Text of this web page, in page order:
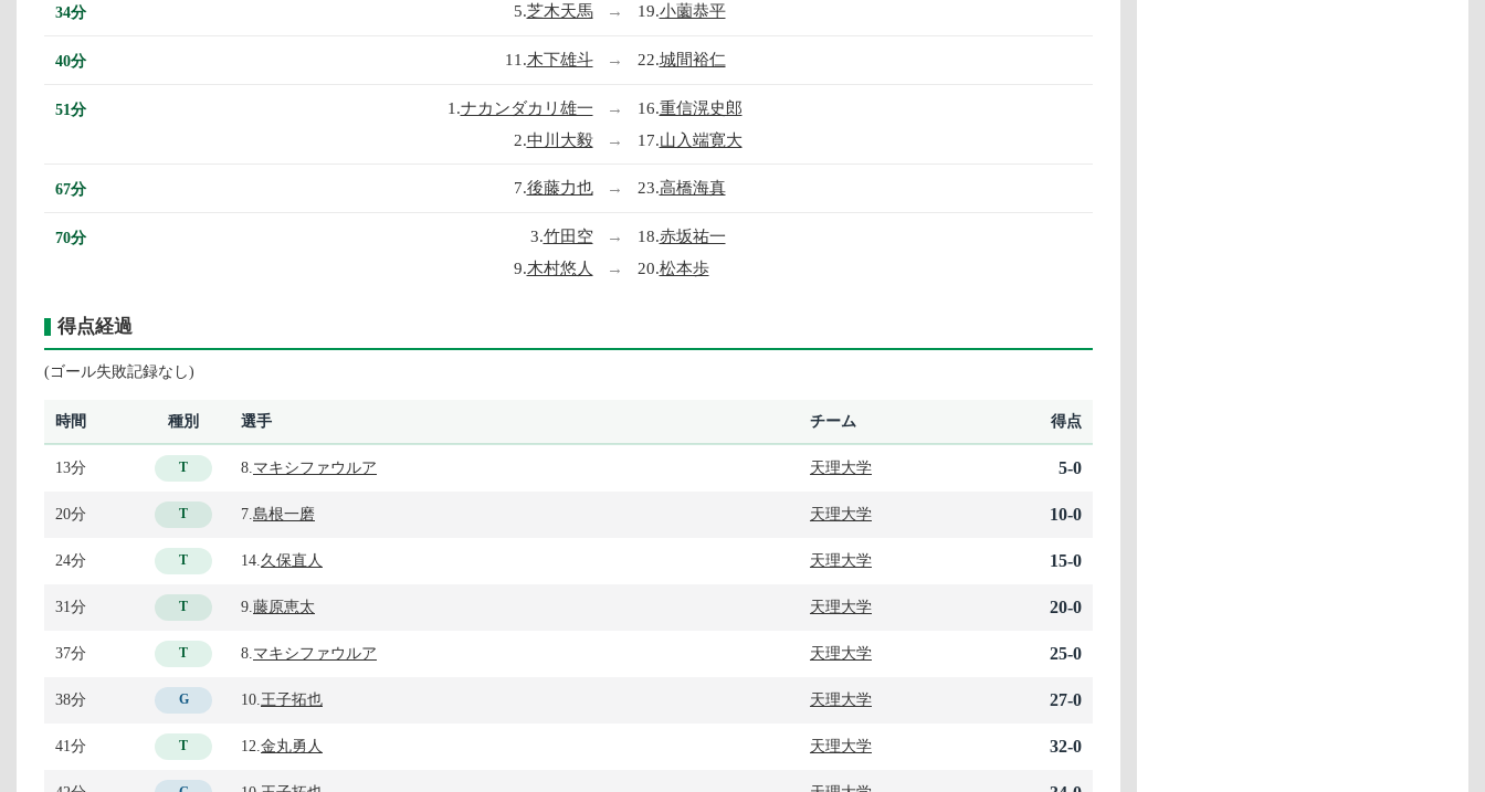
34分 5.芝木天馬 → 19.小薗恭平
40分 11.木下雄斗 → 22.城間裕仁
51分 1.ナカンダカリ雄一 → 16.重信滉史郎
2.中川大毅 → 17.山入端寛大
67分 7.後藤力也 → 23.高橋海真
70分 3.竹田空 → 18.赤坂祐一
9.木村悠人 → 20.松本歩
得点経過
(ゴール失敗記録なし)
時間 種別 選手 チーム 得点
13分 T 8. マキシファウルア 天理大学 5-0
20分 T 7. 島根一磨 天理大学 10-0
24分 T 14. 久保直人 天理大学 15-0
31分 T 9. 藤原恵太 天理大学 20-0
37分 T 8. マキシファウルア 天理大学 25-0
38分 G 10. 王子拓也 天理大学 27-0
41分 T 12. 金丸勇人 天理大学 32-0